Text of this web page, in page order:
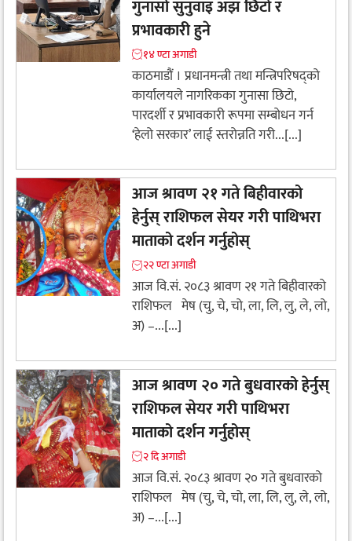
गुनासो सुनुवाइ अझ छिटो र
प्रभावकारी हुने
१४ ण्टा अगाडी
काठमाडौं । प्रधानमन्त्री तथा मन्त्रिपरिषद्को
कार्यालयले नागरिकका गुनासा छिटो,
पारदर्शी र प्रभावकारी रूपमा सम्बोधन गर्न
‘हेलो सरकार’ लाई स्तरोन्नति गरी...[...]
आज श्रावण २१ गते बिहीवारको
हेर्नुस् राशिफल सेयर गरी पाथिभरा
माताको दर्शन गर्नुहोस्
२२ ण्टा अगाडी
आज वि.सं. २०८३ श्रावण २१ गते बिहीवारको
राशिफल मेष (चु, चे, चो, ला, लि, लु, ले, लो,
अ) –...[...]
आज श्रावण २० गते बुधवारको हेर्नुस्
राशिफल सेयर गरी पाथिभरा
माताको दर्शन गर्नुहोस्
२ दि अगाडी
आज वि.सं. २०८३ श्रावण २० गते बुधवारको
राशिफल मेष (चु, चे, चो, ला, लि, लु, ले, लो,
अ) –...[...]